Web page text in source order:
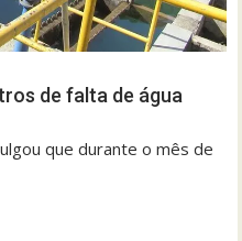
de falta de água
que durante o mês de